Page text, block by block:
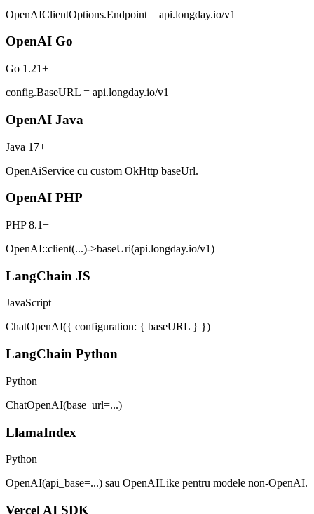
OpenAIClientOptions.Endpoint = api.longday.io/v1
OpenAI Go
Go 1.21+
config.BaseURL = api.longday.io/v1
OpenAI Java
Java 17+
OpenAiService cu custom OkHttp baseUrl.
OpenAI PHP
PHP 8.1+
OpenAI::client(...)->baseUri(api.longday.io/v1)
LangChain JS
JavaScript
ChatOpenAI({ configuration: { baseURL } })
LangChain Python
Python
ChatOpenAI(base_url=...)
LlamaIndex
Python
OpenAI(api_base=...) sau OpenAILike pentru modele non-OpenAI.
Vercel AI SDK